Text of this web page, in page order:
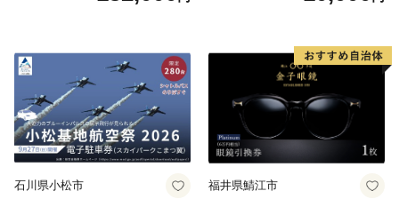
石川県小松市 福井県鯖江市